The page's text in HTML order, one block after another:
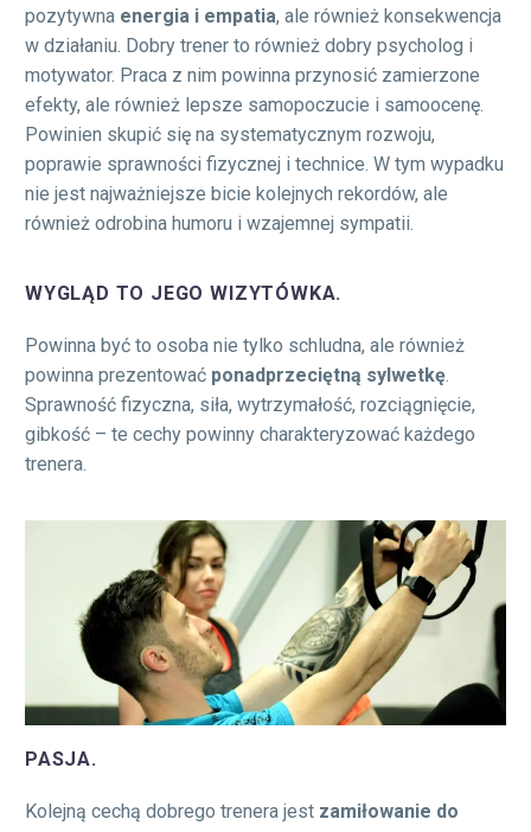
pozytywna energia i empatia, ale również konsekwencja
w działaniu. Dobry trener to również dobry psycholog i
motywator. Praca z nim powinna przynosić zamierzone
efekty, ale również lepsze samopoczucie i samoocenę.
Powinien skupić się na systematycznym rozwoju,
poprawie sprawności fizycznej i technice. W tym wypadku
nie jest najważniejsze bicie kolejnych rekordów, ale
również odrobina humoru i wzajemnej sympatii.
WYGLĄD TO JEGO WIZYTÓWKA.
Powinna być to osoba nie tylko schludna, ale również
powinna prezentować ponadprzeciętną sylwetkę.
Sprawność fizyczna, siła, wytrzymałość, rozciągnięcie,
gibkość – te cechy powinny charakteryzować każdego
trenera.
PASJA.
Kolejną cechą dobrego trenera jest zamiłowanie do